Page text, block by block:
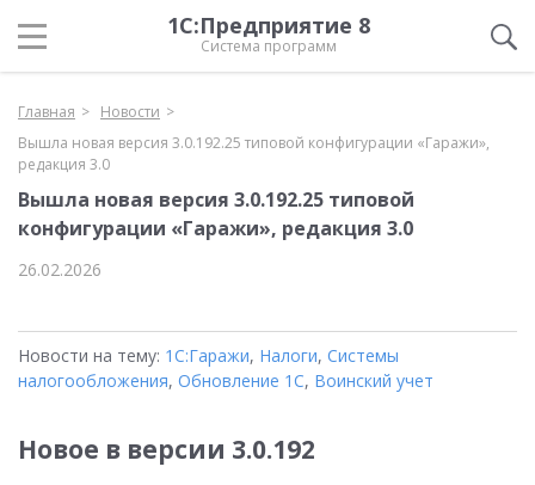
1С:Предприятие 8
Система программ
Главная
Новости
Вышла новая версия 3.0.192.25 типовой конфигурации «Гаражи»,
редакция 3.0
Вышла новая версия 3.0.192.25 типовой
конфигурации «Гаражи», редакция 3.0
26.02.2026
Новости на тему: 1С:Гаражи, Налоги, Системы
налогообложения, Обновление 1С, Воинский учет
Новое в версии 3.0.192